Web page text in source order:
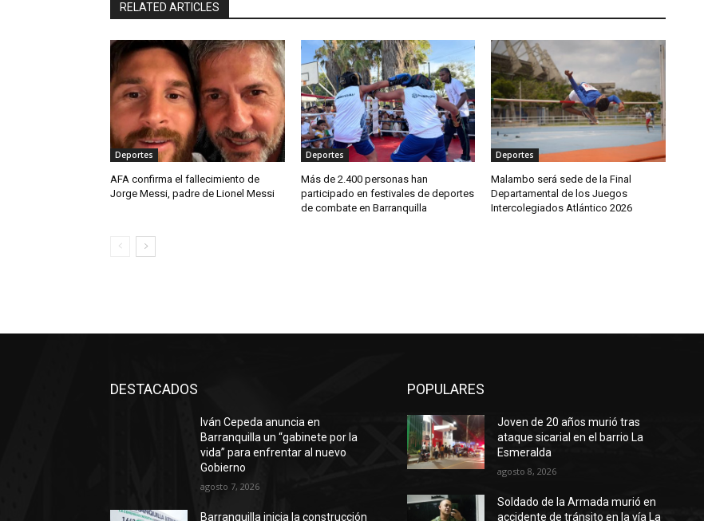
RELATED ARTICLES
Deportes
AFA confirma el fallecimiento de
Jorge Messi, padre de Lionel Messi
Deportes
Más de 2.400 personas han
participado en festivales de deportes
de combate en Barranquilla
Deportes
Malambo será sede de la Final
Departamental de los Juegos
Intercolegiados Atlántico 2026
DESTACADOS
Iván Cepeda anuncia en
Barranquilla un “gabinete por la
vida” para enfrentar al nuevo
Gobierno
agosto 7, 2026
Barranquilla inicia la construcción
POPULARES
Joven de 20 años murió tras
ataque sicarial en el barrio La
Esmeralda
agosto 8, 2026
Soldado de la Armada murió en
accidente de tránsito en la vía La